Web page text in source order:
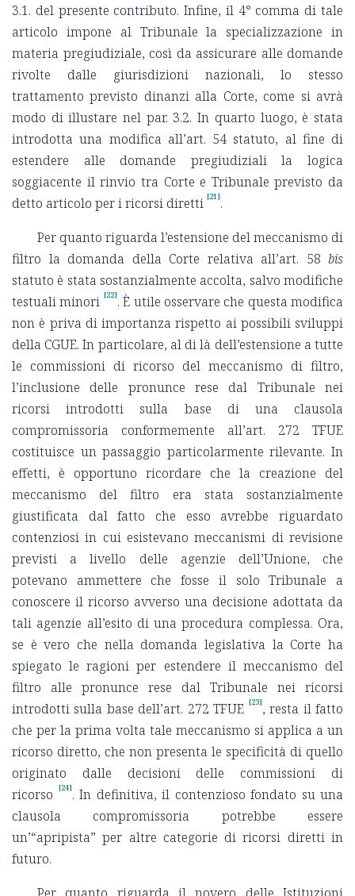
3.1. del presente contributo. Infine, il 4° comma di tale
articolo impone al Tribunale la specializzazione in
materia pregiudiziale, così da assicurare alle domande
rivolte dalle giurisdizioni nazionali, lo stesso
trattamento previsto dinanzi alla Corte, come si avrà
modo di illustare nel par. 3.2. In quarto luogo, è stata
introdotta una modifica all’art. 54 statuto, al fine di
estendere alle domande pregiudiziali la logica
soggiacente il rinvio tra Corte e Tribunale previsto da
detto articolo per i ricorsi diretti [21].
Per quanto riguarda l’estensione del meccanismo di
filtro la domanda della Corte relativa all’art. 58 bis
statuto è stata sostanzialmente accolta, salvo modifiche
testuali minori [22]. È utile osservare che questa modifica
non è priva di importanza rispetto ai possibili sviluppi
della CGUE. In particolare, al di là dell’estensione a tutte
le commissioni di ricorso del meccanismo di filtro,
l’inclusione delle pronunce rese dal Tribunale nei
ricorsi introdotti sulla base di una clausola
compromissoria conformemente all’art. 272 TFUE
costituisce un passaggio particolarmente rilevante. In
effetti, è opportuno ricordare che la creazione del
meccanismo del filtro era stata sostanzialmente
giustificata dal fatto che esso avrebbe riguardato
contenziosi in cui esistevano meccanismi di revisione
previsti a livello delle agenzie dell’Unione, che
potevano ammettere che fosse il solo Tribunale a
conoscere il ricorso avverso una decisione adottata da
tali agenzie all’esito di una procedura complessa. Ora,
se è vero che nella domanda legislativa la Corte ha
spiegato le ragioni per estendere il meccanismo del
filtro alle pronunce rese dal Tribunale nei ricorsi
introdotti sulla base dell’art. 272 TFUE [23], resta il fatto
che per la prima volta tale meccanismo si applica a un
ricorso diretto, che non presenta le specificità di quello
originato dalle decisioni delle commissioni di
ricorso
[24]. In definitiva, il contenzioso fondato su una
clausola compromissoria potrebbe essere
un’“apripista” per altre categorie di ricorsi diretti in
futuro.
Per quanto riguarda il novero delle Istituzioni